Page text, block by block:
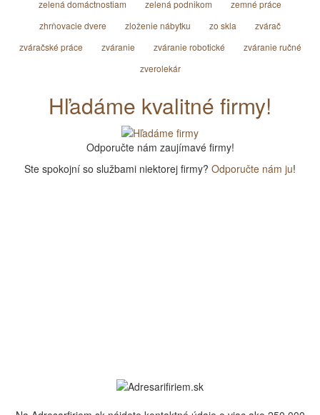
zelená domáctnostiam
zelená podnikom
zemné práce
zhrňovacie dvere
zloženie nábytku zo skla
zvárač
zváračské práce
zváranie zváranie robotické
zváranie ručné
zverolekár
Hľadáme kvalitné firmy!
Odporučte nám zaujímavé firmy!
Ste spokojní so službami niektorej firmy? Odporučte nám ju!